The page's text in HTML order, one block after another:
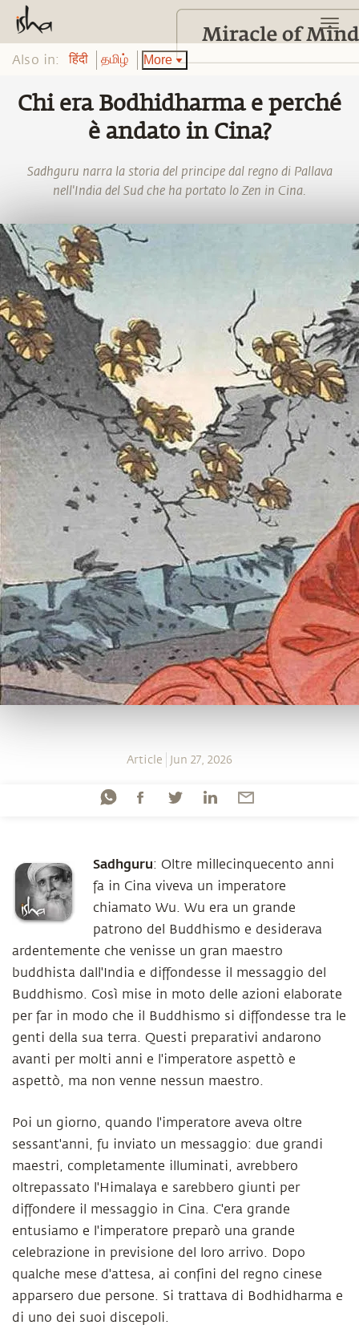
Also in: हिंदी தமிழ் More
Chi era Bodhidharma e perché
è andato in Cina?
Sadhguru narra la storia del principe dal regno di Pallava
nell'India del Sud che ha portato lo Zen in Cina.
Article Jun 27, 2026
Sadhguru: Oltre millecinquecento anni
fa in Cina viveva un imperatore
chiamato Wu. Wu era un grande
patrono del Buddhismo e desiderava
ardentemente che venisse un gran maestro
buddhista dall'India e diffondesse il messaggio del
Buddhismo. Così mise in moto delle azioni elaborate
per far in modo che il Buddhismo si diffondesse tra le
genti della sua terra. Questi preparativi andarono
avanti per molti anni e l'imperatore aspettò e
aspettò, ma non venne nessun maestro.
Poi un giorno, quando l'imperatore aveva oltre
sessant'anni, fu inviato un messaggio: due grandi
maestri, completamente illuminati, avrebbero
oltrepassato l'Himalaya e sarebbero giunti per
diffondere il messaggio in Cina. C'era grande
entusiamo e l'imperatore preparò una grande
celebrazione in previsione del loro arrivo. Dopo
qualche mese d'attesa, ai confini del regno cinese
apparsero due persone. Si trattava di Bodhidharma e
di uno dei suoi discepoli.